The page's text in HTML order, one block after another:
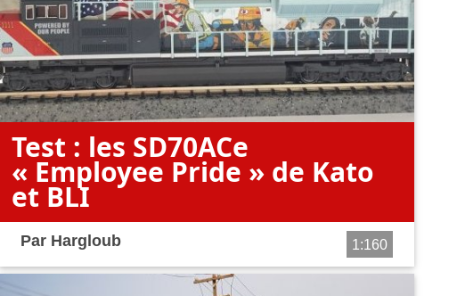
Test : les SD70ACe
« Employee Pride » de Kato
et BLI
Par Hargloub 1:160